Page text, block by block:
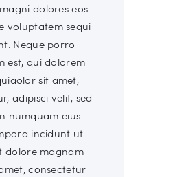
dolores eos
voluptatem sequi
Neque porro
est, qui dolorem
sit amet,
adipisci velit, sed
numquam eius
incidunt ut
dolore magnam
consectetur